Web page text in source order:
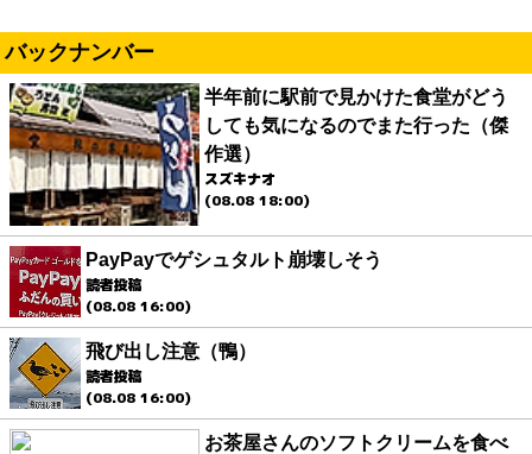
バックナンバー
半年前に駅前で見かけた食堂がどう
しても気になるのでまた行った（傑
作選）
スズキナオ
(08.08 18:00)
PayPayでゲシュタルト崩壊しそう
読者投稿
(08.08 16:00)
飛び出し注意（鴨）
読者投稿
(08.08 16:00)
お茶屋さんのソフトクリームを食べ